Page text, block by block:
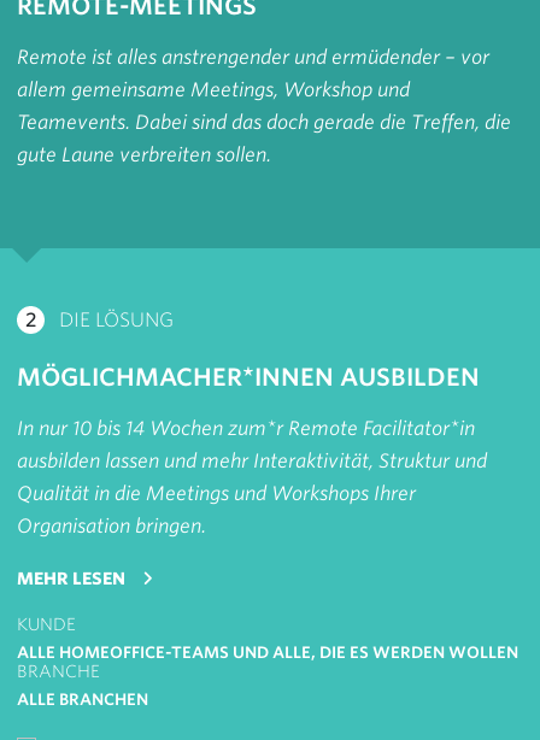
REMOTE-MEETINGS
Remote ist alles anstrengender und ermüdender – vor
allem gemeinsame Meetings, Workshop und
Teamevents. Dabei sind das doch gerade die Treffen, die
gute Laune verbreiten sollen.
2 DIE LÖSUNG
MÖGLICH­MACHER*INNEN AUSBILDEN
In nur 10 bis 14 Wochen zum*r Remote Facilitator*in
ausbilden lassen und mehr Interaktivität, Struktur und
Qualität in die Meetings und Workshops Ihrer
Organisation bringen.
MEHR LESEN ÜBER REMOTE MEETINGS UND WORKSHOPS
KUNDE
ALLE HOMEOFFICE-TEAMS UND ALLE, DIE ES WERDEN WOLLEN
BRANCHE
ALLE BRANCHEN